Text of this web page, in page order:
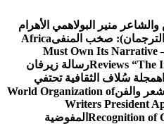
منير البولاهمي الأهرام
صخب المنفىAfrica
Must Own Its Narrative
Reviews “Theرسالة زيرفان
مجلة سُلاف الثقافية تحتفي
والفنWorld Organization of
Writers President
Recognition of المفوضية